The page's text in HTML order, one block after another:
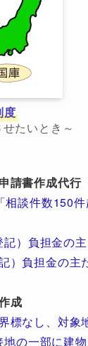
度
たいとき～
請書作成代行
談件数150
）負担金の主
負担金の主
成
なし、対象
の一部に建物